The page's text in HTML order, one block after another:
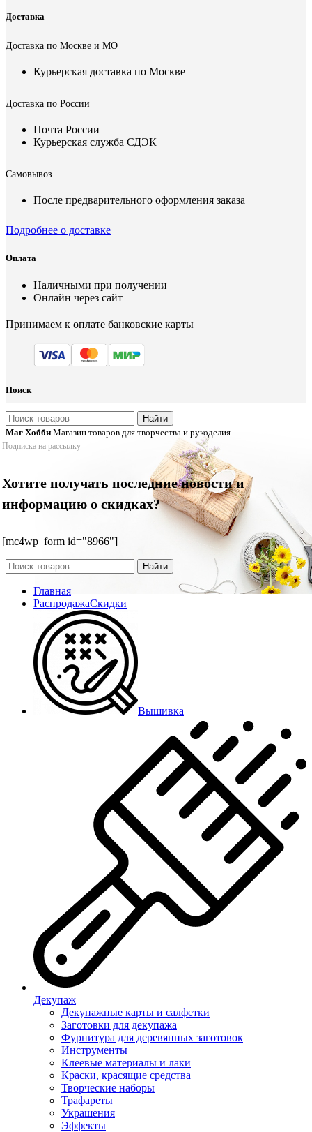
Доставка
Доставка по Москве и МО
Курьерская доставка по Москве
Доставка по России
Почта России
Курьерская служба СДЭК
Самовывоз
После предварительного оформления заказа
Подробнее о доставке
Оплата
Наличными при получении
Онлайн через сайт
Принимаем к оплате банковские карты
Поиск
Найти
Маг Хобби Магазин товаров для творчества и рукоделия.
Подписка на рассылку
Хотите получать последние новости и
информацию о скидках?
[mc4wp_form id="8966"]
Найти
Главная
РаспродажаСкидки
Вышивка
Декупаж
Декупажные карты и салфетки
Заготовки для декупажа
Фурнитура для деревянных заготовок
Инструменты
Клеевые материалы и лаки
Краски, красящие средства
Творческие наборы
Трафареты
Украшения
Эффекты